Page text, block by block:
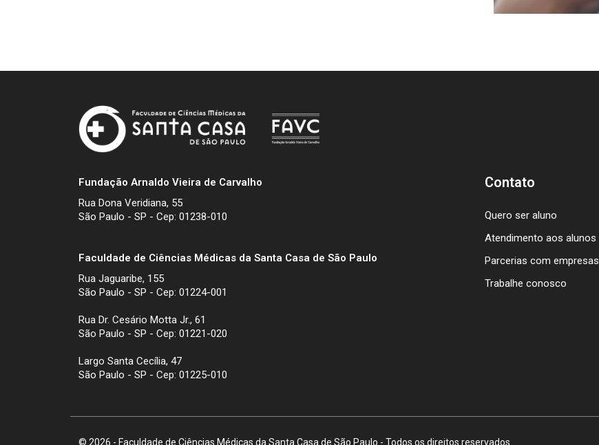
Fundação Arnaldo Vieira de Carvalho
Rua Dona Veridiana, 55
São Paulo - SP - Cep: 01238-010
Faculdade de Ciências Médicas da Santa Casa de São Paulo
Rua Jaguaribe, 155
São Paulo - SP - Cep: 01224-001
Rua Dr. Cesário Motta Jr., 61
São Paulo - SP - Cep: 01221-020
Largo Santa Cecília, 47
São Paulo - SP - Cep: 01225-010
Contato
Quero ser aluno
Atendimento aos alunos
Parcerias com empresas
Trabalhe conosco
© 2026 - Faculdade de Ciências Médicas da Santa Casa de São Paulo - Todos os direitos reservados.